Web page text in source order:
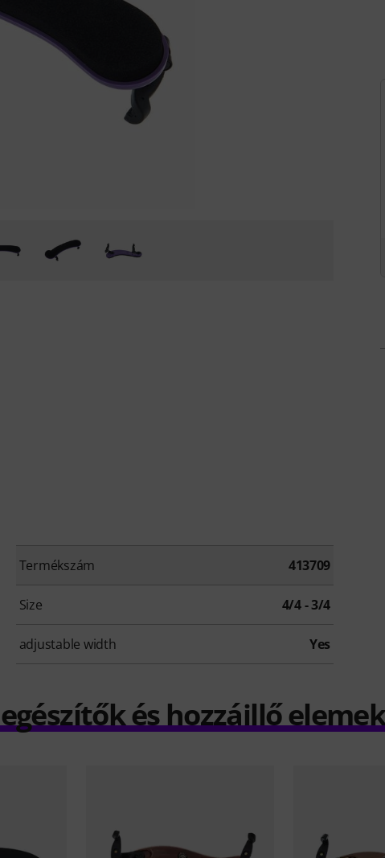
Termékszám 413709
Size 4/4 - 3/4
adjustable width Yes
és hozzáillő elemek